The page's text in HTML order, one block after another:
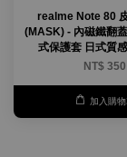
realme Note 80
(MASK) - 內磁鐵翻
式保護套 日式質
NT$ 350
加入購